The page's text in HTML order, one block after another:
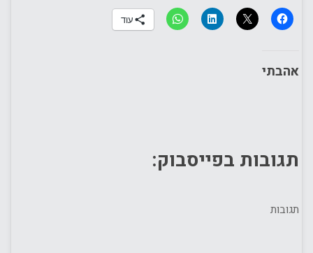
עוד
אהבתי
תגובות בפייסבוק:
תגובות